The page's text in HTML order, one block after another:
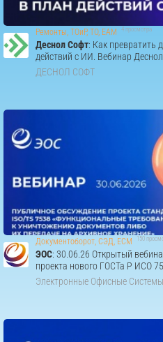
Ремонты, ТОиР, ТО, EAM 4 просмотра
Деснол Со​фт: Как превратить
действий с ИИ. Вебинар
ДЕСНОЛ СОФТ
Документоборот, СЭД, ECM 150
ЭОС: 30.06.26 Открытый
проекта нового ГОСТа Р ИСО
Электронные Офисные